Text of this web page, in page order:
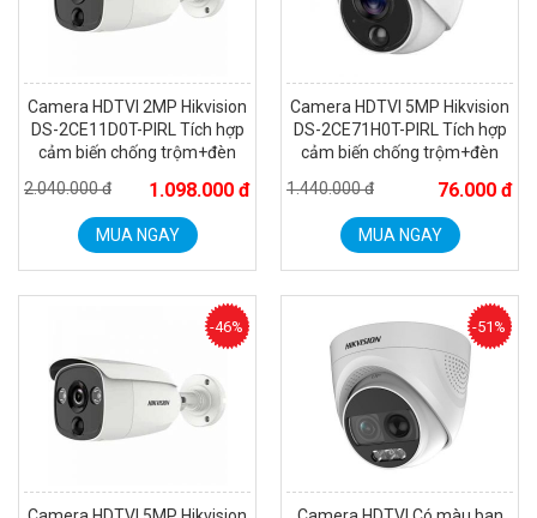
Camera HDTVI 2MP Hikvision
DS-2CE11D0T-PIRL Tích hợp
cảm biến chống trộm+đèn
2.040.000 đ
1.098.000 đ
MUA NGAY
Camera HDTVI 5MP Hikvision
DS-2CE71H0T-PIRL Tích hợp
cảm biến chống trộm+đèn
1.440.000 đ
76.000 đ
MUA NGAY
-46% -51%
Đèn năng lượng mặt trời tích hợp camera quan sát Akiko
SSO100C